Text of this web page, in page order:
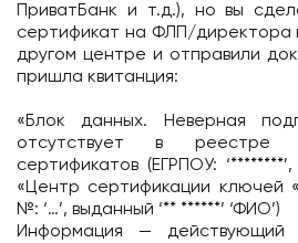
ПриватБанк и т.д.), но вы
сертификат на ФЛП/директора
другом центре и отправили
пришла квитанция:
«Блок данных. Неверная
отсутствует в реестре
сертификатов (ЕГРПОУ:
«Центр сертификации ключей
№: ‘…’, выданный ‘** ******’ ‘ФИО’)
Информация — действующий